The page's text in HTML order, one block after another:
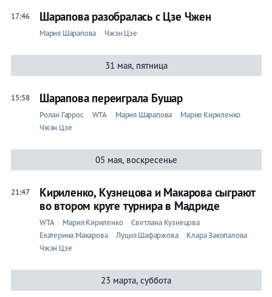
17:46 Шарапова разобралась с Цзе Чжен
Мария Шарапова Чжэн Цзе
31 мая, пятница
15:58 Шарапова переиграла Бушар
Ролан Гаррос WTA Мария Шарапова
Мария Кириленко
Чжэн Цзе
05 мая, воскресенье
21:47
Кириленко, Кузнецова и Макарова сыграют
во втором круге турнира в Мадриде
WTA Мария Кириленко
Светлана Кузнецова
Екатерина Макарова
Луция Шафаржова
Клара Закопалова
Чжэн Цзе
23 марта, суббота
Прогнозы
Гаррос
ATP
Игры